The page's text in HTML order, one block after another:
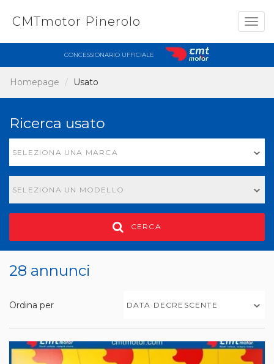
CMTmotor Pinerolo
CONCESSIONARIO UFFICIALE
Homepage Usato
Ricerca usato
SELEZIONA UNA MARCA
SELEZIONA UN MODELLO
CERCA
28 annunci
Ordina per DATA DECRESCENTE